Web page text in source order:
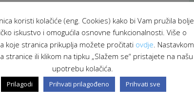
provodi Agencija lokalne
Siskom. Projekt je financiran kroz
(15%) u ukupnom iznosu od
koristi kolačiće (eng. Cookies) kako bi Vam pružila bolje
iskustvo i omogućila osnovne funkcionalnosti. Više o
koje stranica prikuplja možete pročitati ovdje . Nastavkom
stranice ili klikom na tipku „Slažem se“ pristajete na našu
upotrebu kolačića.
Prilagodi Prihvati prilagođeno Prihvati sve